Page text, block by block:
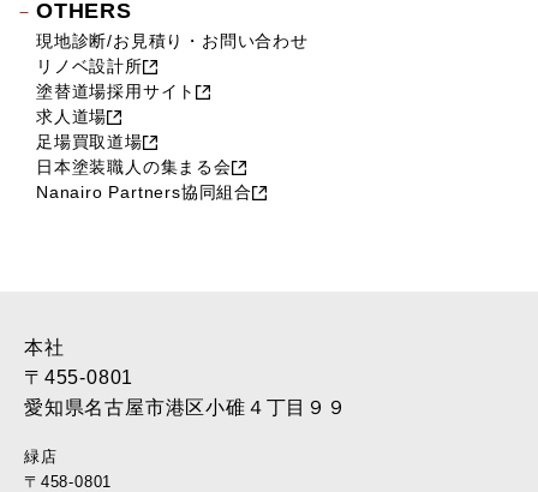
OTHERS
現地診断/お見積り・お問い合わせ
リノベ設計所
塗替道場採用サイト
求人道場
足場買取道場
日本塗装職人の集まる会
Nanairo Partners協同組合
本社
〒455-0801
愛知県名古屋市港区小碓４丁目９９
緑店
〒458-0801